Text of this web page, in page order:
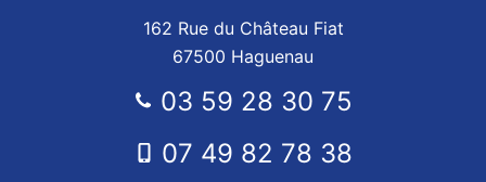
162 Rue du Château Fiat
67500 Haguenau
03 59 28 30 75
07 49 82 78 38